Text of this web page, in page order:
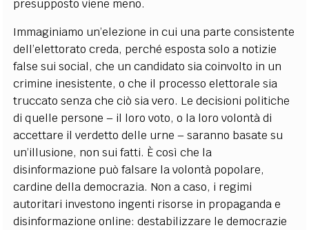
presupposto viene meno.
Immaginiamo un’elezione in cui una parte consistente
dell’elettorato creda, perché esposta solo a notizie
false sui social, che un candidato sia coinvolto in un
crimine inesistente, o che il processo elettorale sia
truccato senza che ciò sia vero. Le decisioni politiche
di quelle persone – il loro voto, o la loro volontà di
accettare il verdetto delle urne – saranno basate su
un’illusione, non sui fatti. È così che la
disinformazione può falsare la volontà popolare,
cardine della democrazia. Non a caso, i regimi
autoritari investono ingenti risorse in propaganda e
disinformazione online: destabilizzare le democrazie